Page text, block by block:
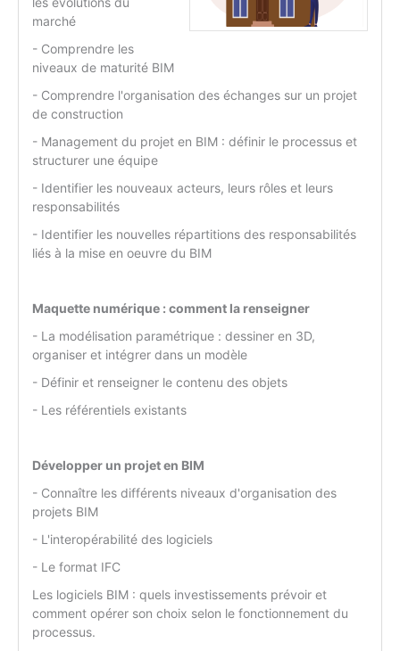
marché
- Comprendre les
niveaux de maturité BIM
- Comprendre l'organisation des échanges sur un projet
de construction
- Management du projet en BIM : définir le processus et
structurer une équipe
- Identifier les nouveaux acteurs, leurs rôles et leurs
responsabilités
- Identifier les nouvelles répartitions des responsabilités
liés à la mise en oeuvre du BIM
Maquette numérique : comment la renseigner
- La modélisation paramétrique : dessiner en 3D,
organiser et intégrer dans un modèle
- Définir et renseigner le contenu des objets
- Les référentiels existants
Développer un projet en BIM
- Connaître les différents niveaux d'organisation des
projets BIM
- L'interopérabilité des logiciels
- Le format IFC
Les logiciels BIM : quels investissements prévoir et
comment opérer son choix selon le fonctionnement du
processus.